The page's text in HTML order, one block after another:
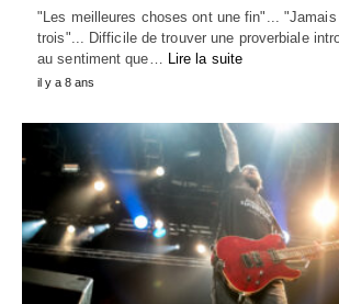
"Les meilleures choses ont une fin"...
trois"... Difficile de trouver une proverbiale
au sentiment que… Lire la suite
il y a 8 ans